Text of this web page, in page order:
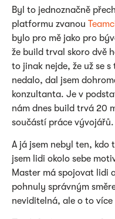
Byl to jednoznačně
platformu zvanou
bylo pro mě jako pro
že build trval skoro dvě
to jinak nejde, že už se
nedalo, dal jsem
konzultanta. Je v
nám dnes build trvá 20
součástí práce vývojářů.
A já jsem nebyl ten, kdo
jsem lidi okolo sebe
Master má spojovat lidi
pohnuly správným
neviditelná, ale o to